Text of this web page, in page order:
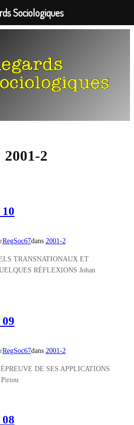
2001-2
RegSoc67dans 2001-2
TRANSNATIONAUX ET
RÉFLEXIONS Johan
RegSoc67dans 2001-2
DE SES APPLICATIONS
Piriou
Sociologiques